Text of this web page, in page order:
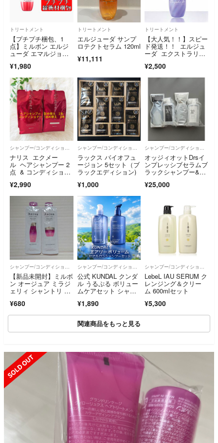
トリートメント
【プチプチ梱包、1
点】ミルボン エルジ
ューダ エマルジョン
¥1,980
トリートメント
エルジューダ サンプ
ロテクトセラム 120ml
¥11,111
トリートメント
【大人気！！】スピー
ド発送！！ エルジュ
ーダ エクストラリペ
20ml
¥2,500
シャンプー/コンディショナーセット
ナリス エクメー
ル ヘアシャンプー 2
点 & コンディショナ
計4点
¥2,990
シャンプー/コンディショナーセット
ラックス バイオフュ
ージョン 5セット（ブ
ラックエディション)
¥1,000
シャンプー/コンディショナーセット
オッジィオットDrsイ
ンプレッシブセラムブ
ラックシャンプー&マ
0g レフィル
¥25,000
シャンプー/コンディショナーセット
【新品未開封】ミルボ
ン オージュア ミラジ
ェリィ シャントリ 9
¥680
シャンプー/コンディショナーセット
公式 KUNDAL クンダ
ル うるぷる ボリュー
ムケアセット シャン
ト サンプル付き 新品
未使用
¥1,890
シャンプー/コンディショナーセット
LebeL IAU SERUM ク
レンジング＆クリー
ム 600mlセット
¥5,300
関連商品をもっと見る
SOLD OUT